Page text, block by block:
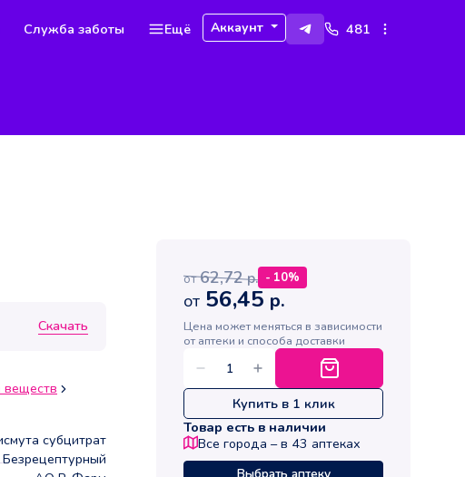
Служба заботы Ещё Аккаунт 481
Скачать
веществ
субцитрат
Безрецептурный
от 62,72р. - 10%
от 56,45 р.
Цена может меняться в зависимости
от аптеки и способа доставки
Купить в 1 клик
Товар есть в наличии
Все города – в 43 аптеках